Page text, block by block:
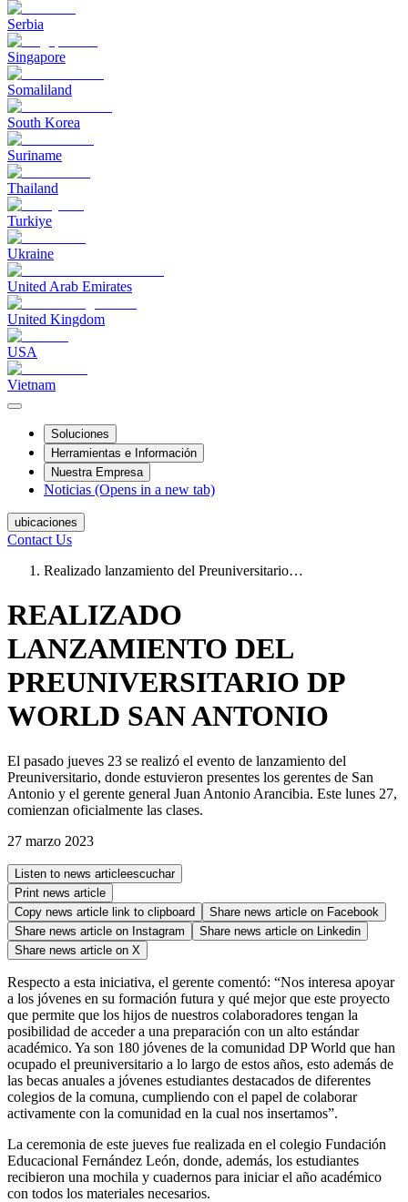
Serbia
Singapore
Somaliland
South Korea
Suriname
Thailand
Turkiye
Ukraine
United Arab Emirates
United Kingdom
USA
Vietnam
Soluciones
Herramientas e Información
Nuestra Empresa
Noticias (Opens in a new tab)
ubicaciones
Contact Us
Realizado lanzamiento del Preuniversitario…
REALIZADO
LANZAMIENTO DEL
PREUNIVERSITARIO DP
WORLD SAN ANTONIO
El pasado jueves 23 se realizó el evento de lanzamiento del
Preuniversitario, donde estuvieron presentes los gerentes de San
Antonio y el gerente general Juan Antonio Arancibia. Este lunes 27,
comienzan oficialmente las clases.
27 marzo 2023
Listen to news articleescuchar
Print news article
Copy news article link to clipboard
Share news article on Facebook
Share news article on Instagram Share news article on
Linkedin
Share news article on X
Respecto a esta iniciativa, el gerente comentó: “Nos interesa apoyar
a los jóvenes en su formación futura y qué mejor que este proyecto
que permite que los hijos de nuestros colaboradores tengan la
posibilidad de acceder a una preparación con un alto estándar
académico. Ya son 180 jóvenes de la comunidad DP World que han
ocupado el preuniversitario a lo largo de estos años, esto además de
las becas anuales a jóvenes estudiantes destacados de diferentes
colegios de la comuna, cumpliendo con el papel de colaborar
activamente con la comunidad en la cual nos insertamos”.
La ceremonia de este jueves fue realizada en el colegio Fundación
Educacional Fernández León, donde, además, los estudiantes
recibieron una mochila y cuadernos para iniciar el año académico
con todos los materiales necesarios.